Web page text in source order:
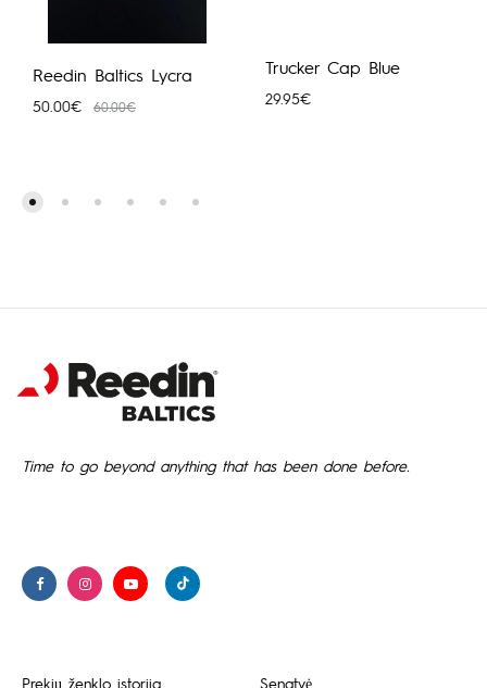
Reedin Baltics Lycra
50.00€ 60.00€
Trucker Cap Blue
29.95€
Time to go beyond anything that has been done before.
Prekių ženklo istorija Senatvė